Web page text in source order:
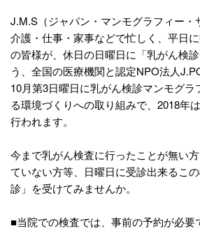
J.M.S（ジャパン・マンモグラフィー・
介護・仕事・家事などで忙しく、平日
の皆様が、休日の日曜日に「乳がん検
う、全国の医療機関と認定NPO法人
10月第3日曜日に乳がん検診マンモグラ
る環境づくりへの取り組みで、2018年
行われます。
今まで乳がん検査に行ったことが無い
ていない方等、日曜日に受診出来るこ
診」を受けてみませんか。
■当院での検査では、事前の予約が必要